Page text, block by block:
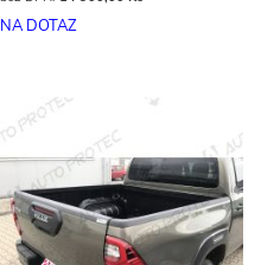
NA DOTAZ